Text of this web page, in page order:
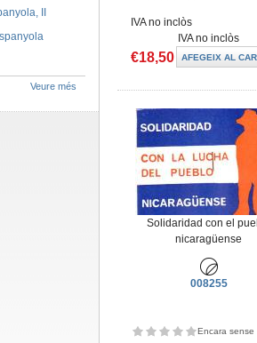
IVA no inclòs
IVA no inclòs
€18,50
Solidaridad con el
nicaragüense
008255
Encara sense
II
Veure més